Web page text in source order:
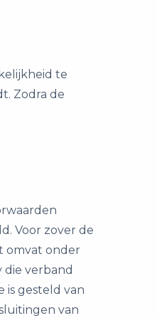
te
Zodra de
Voor zover de
omvat onder
die verband
is gesteld van
van